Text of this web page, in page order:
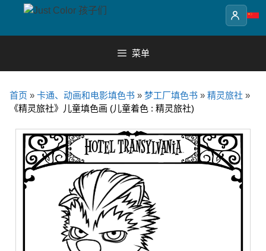
content
菜单
首页 » 卡通、动画和电影填色书 » 梦工厂填色书 » 精灵旅社 »
《精灵旅社》儿童填色画 (儿童着色 : 精灵旅社)